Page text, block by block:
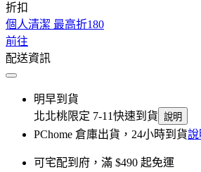
折扣
個人清潔 最高折180
前往
配送資訊
明早到貨
北北桃限定 7-11快速到貨 說明
PChome 倉庫出貨，24小時到貨說
可宅配到府，滿 $490 起免運